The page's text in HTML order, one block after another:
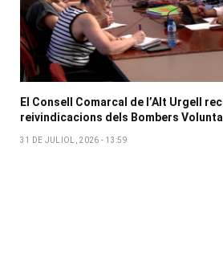
El Consell Comarcal de l’Alt Urgell
reivindicacions dels Bombers
31 DE JULIOL, 2026 - 13:59